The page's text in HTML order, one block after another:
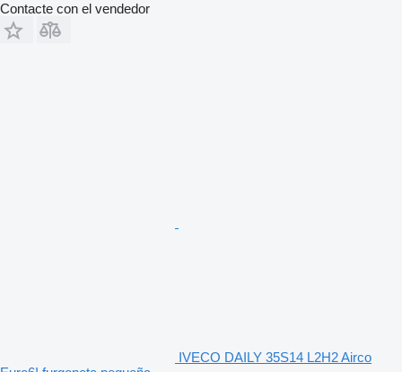
Contacte con el vendedor
IVECO DAILY 35S14 L2H2 Airco